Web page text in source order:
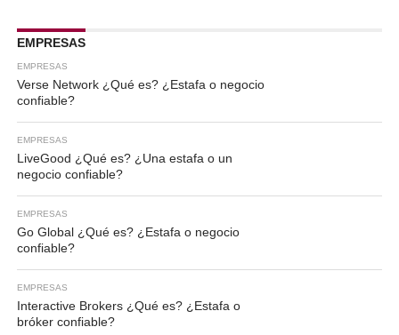
EMPRESAS
EMPRESAS
Verse Network ¿Qué es? ¿Estafa o negocio
confiable?
EMPRESAS
LiveGood ¿Qué es? ¿Una estafa o un
negocio confiable?
EMPRESAS
Go Global ¿Qué es? ¿Estafa o negocio
confiable?
EMPRESAS
Interactive Brokers ¿Qué es? ¿Estafa o
bróker confiable?